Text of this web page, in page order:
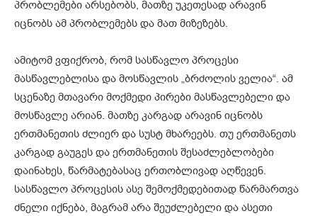
პრობლემები არსებობს, მათზე უკეთესად არავინ
იცნობს ამ პრობლემებს და მათ მიზეზებს.
ამიტომ ვფიქრობ, რომ სასწავლო პროცესი
მასწავლებლისა და მოსწავლის „ბრძოლის ველია“. ამ
სცენაზე მთავარი მოქმედი პირები მასწავლებელი და
მოსწავლე არიან. მათზე კარგად არავინ იცნობს
ერთმანეთის ძლიერ და სუსტ მხარეებს. თუ ერთმანეთს
კარგად გაუგეს და ერთმანეთის შესაძლებლობები
დაინახეს, წარმატებასაც ერთობლივად აღწევენ.
სასწავლო პროცესის ასე შემოქმედებითად წარმართვა
ძნელი იქნება, მაგრამ არა შეუძლებელი და ასეთი